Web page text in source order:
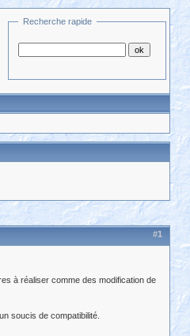
Recherche rapide
#1
à réaliser comme des modification de
soucis de compatibilité.